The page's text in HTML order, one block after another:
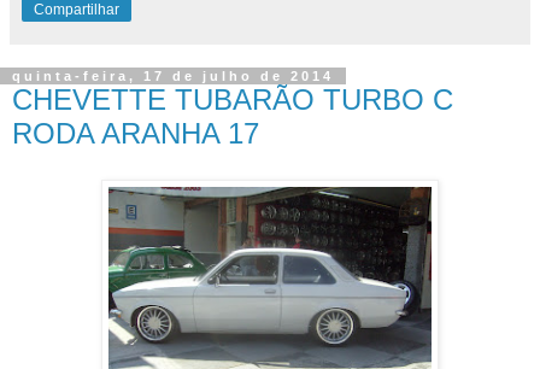
Compartilhar
quinta-feira, 17 de julho de 2014
CHEVETTE TUBARÃO TURBO C
RODA ARANHA 17